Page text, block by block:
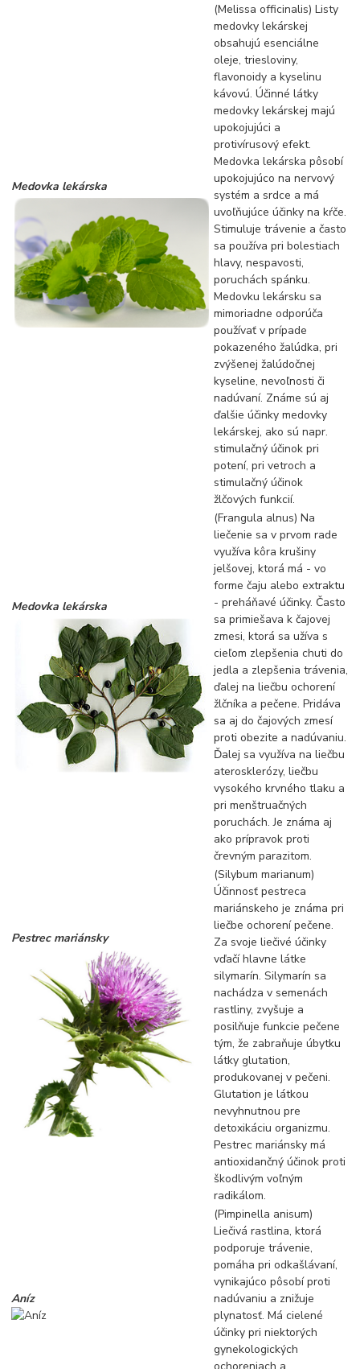
Medovka lekárska
(Melissa officinalis) Listy
medovky lekárskej
obsahujú esenciálne
oleje, triesloviny,
flavonoidy a kyselinu
kávovú. Účinné látky
medovky lekárskej majú
upokojujúci a
protivírusový efekt.
Medovka lekárska pôsobí
upokojujúco na nervový
systém a srdce a má
uvoľňujúce účinky na kŕče.
Stimuluje trávenie a často
sa používa pri bolestiach
hlavy, nespavosti,
poruchách spánku.
Medovku lekársku sa
mimoriadne odporúča
používať v prípade
pokazeného žalúdka, pri
zvýšenej žalúdočnej
kyseline, nevoľnosti či
nadúvaní. Známe sú aj
ďalšie účinky medovky
lekárskej, ako sú napr.
stimulačný účinok pri
potení, pri vetroch a
stimulačný účinok
žlčových funkcií.
Medovka lekárska
(Frangula alnus) Na
liečenie sa v prvom rade
využíva kôra krušiny
jelšovej, ktorá má - vo
forme čaju alebo extraktu
- preháňavé účinky. Často
sa primiešava k čajovej
zmesi, ktorá sa užíva s
cieľom zlepšenia chuti do
jedla a zlepšenia trávenia,
ďalej na liečbu ochorení
žlčníka a pečene. Pridáva
sa aj do čajových zmesí
proti obezite a nadúvaniu.
Ďalej sa využíva na liečbu
aterosklerózy, liečbu
vysokého krvného tlaku a
pri menštruačných
poruchách. Je známa aj
ako prípravok proti
črevným parazitom.
Pestrec mariánsky
(Silybum marianum)
Účinnosť pestreca
mariánskeho je známa pri
liečbe ochorení pečene.
Za svoje liečivé účinky
vďačí hlavne látke
silymarín. Silymarín sa
nachádza v semenách
rastliny, zvyšuje a
posilňuje funkcie pečene
tým, že zabraňuje úbytku
látky glutation,
produkovanej v pečeni.
Glutation je látkou
nevyhnutnou pre
detoxikáciu organizmu.
Pestrec mariánsky má
antioxidančný účinok proti
škodlivým voľným
radikálom.
Aníz
(Pimpinella anisum)
Liečivá rastlina, ktorá
podporuje trávenie,
pomáha pri odkašlávaní,
vynikajúco pôsobí proti
nadúvaniu a znižuje
plynatosť. Má cielené
účinky pri niektorých
gynekologických